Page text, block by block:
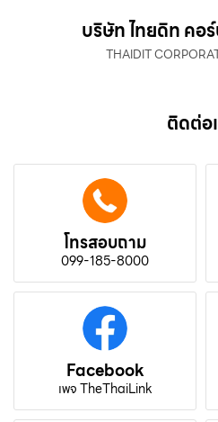
บริษัท ไทยดิท คอ
THAIDIT
ติดต่อ
โทรสอบถาม
099-185-8000
Facebook
เพจ TheThaiLink